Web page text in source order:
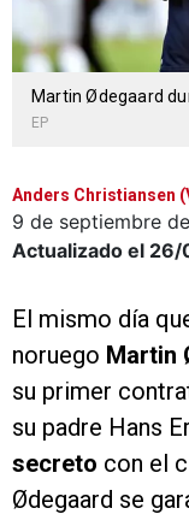
Martin Ødegaard
EP
Anders Christiansen
9 de septiembre
Actualizado el 26/
El mismo día
noruego Martin
su primer
su padre Hans
secreto con el
Ødegaard se